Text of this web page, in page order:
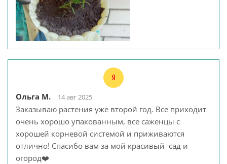
Ольга М. 14 авг 2025
Заказываю растения уже второй год. Все приходит
очень хорошо упакованным, все саженцы с
хорошей корневой системой и приживаются
отлично! Спасибо вам за мой красивый сад и
огород❤️